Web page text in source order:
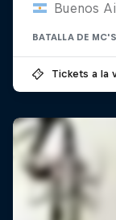
Buenos
BATALLA DE MC'S
Tickets a la